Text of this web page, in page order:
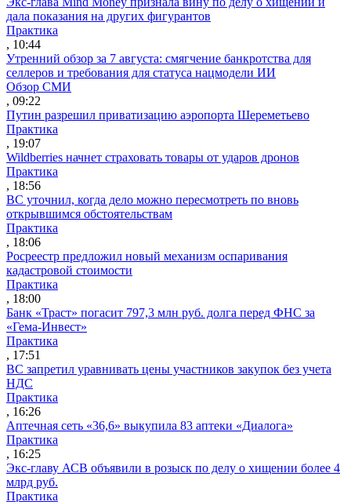
дала показания на других фигурантов
Практика
, 10:44
Утренний обзор за 7 августа: смягчение банкротства для
селлеров и требования для статуса нацмодели ИИ
Обзор СМИ
, 09:22
Путин разрешил приватизацию аэропорта Шереметьево
Практика
, 19:07
Wildberries начнет страховать товары от ударов дронов
Практика
, 18:56
ВС уточнил, когда дело можно пересмотреть по вновь
открывшимся обстоятельствам
Практика
, 18:06
Росреестр предложил новый механизм оспаривания
кадастровой стоимости
Практика
, 18:00
Банк «Траст» погасит 797,3 млн руб. долга перед ФНС за
«Гема-Инвест»
Практика
, 17:51
ВС запретил уравнивать цены участников закупок без учета
НДС
Практика
, 16:26
Аптечная сеть «36,6» выкупила 83 аптеки «Диалога»
Практика
, 16:25
Экс-главу АСВ объявили в розыск по делу о хищении более 4
млрд руб.
Практика